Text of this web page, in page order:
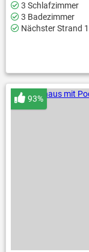
3 Schlafzimmer
3 Badezimmer
Nächster Strand
93%